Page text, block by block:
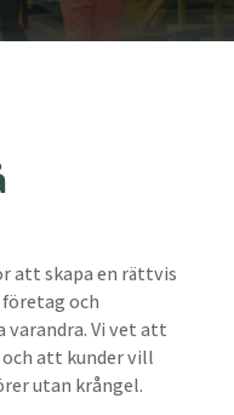
att skapa en rättvis
och
Vi vet att
att kunder vill
utan krångel.